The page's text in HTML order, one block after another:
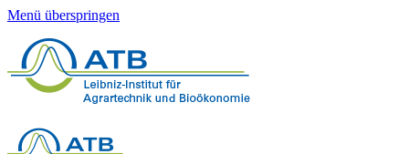
Menü überspringen